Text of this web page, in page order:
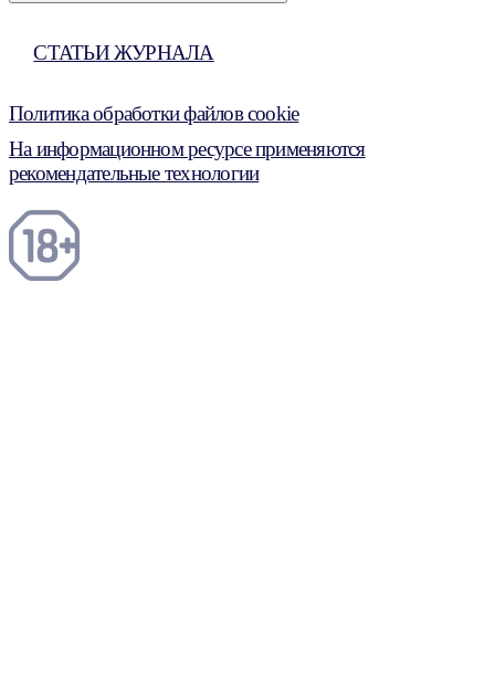
СТАТЬИ ЖУРНАЛА
Политика обработки файлов cookie
На информационном ресурсе применяются
рекомендательные технологии